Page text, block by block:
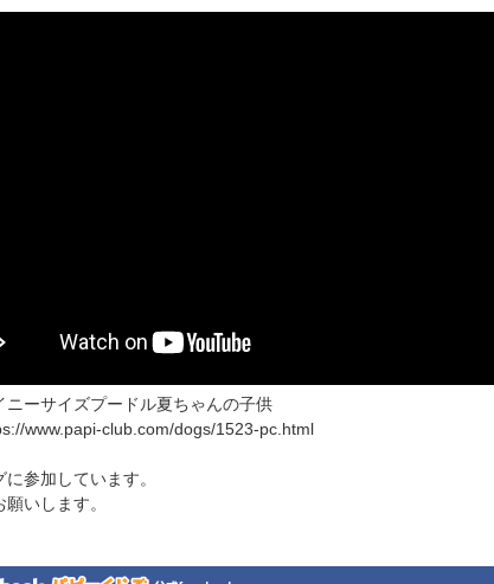
ニーサイズプードル夏ちゃんの子供
www.papi-club.com/dogs/1523-pc.html
参加しています。
いします。